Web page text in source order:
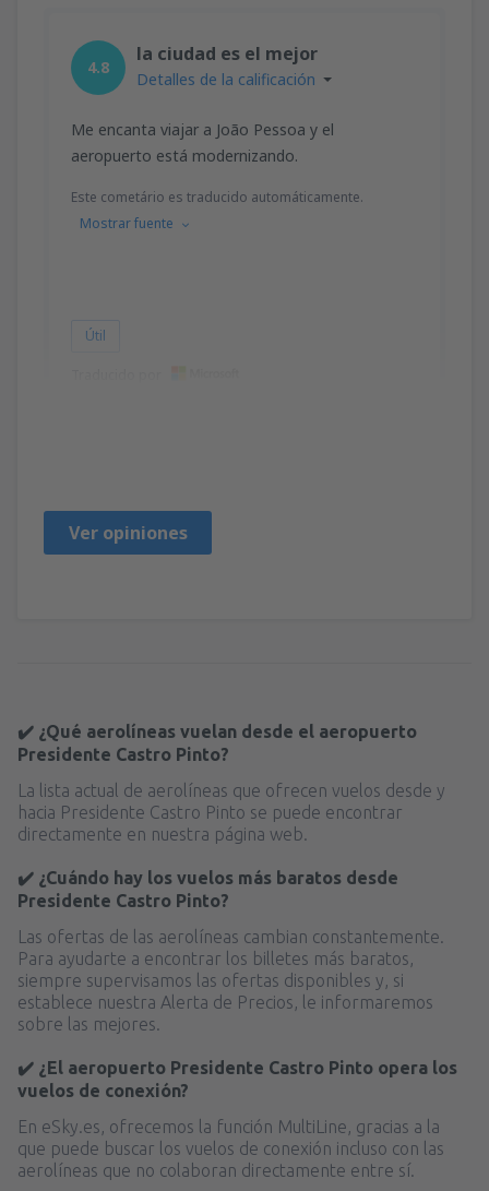
4.8
la ciudad es el mejor
Detalles de la calificación
Me encanta viajar a João Pessoa y el
aeropuerto está modernizando.
Este cometário es traducido automáticamente.
Mostrar fuente
Útil
Ver opiniones
✔️ ¿Qué aerolíneas vuelan desde el aeropuerto
Presidente Castro Pinto?
La lista actual de aerolíneas que ofrecen vuelos desde y
hacia Presidente Castro Pinto se puede encontrar
directamente en nuestra página web.
✔️ ¿Cuándo hay los vuelos más baratos desde
Presidente Castro Pinto?
Las ofertas de las aerolíneas cambian constantemente.
Para ayudarte a encontrar los billetes más baratos,
siempre supervisamos las ofertas disponibles y, si
establece nuestra Alerta de Precios, le informaremos
sobre las mejores.
✔️ ¿El aeropuerto Presidente Castro Pinto opera los
vuelos de conexión?
En eSky.es, ofrecemos la función MultiLine, gracias a la
que puede buscar los vuelos de conexión incluso con las
aerolíneas que no colaboran directamente entre sí.